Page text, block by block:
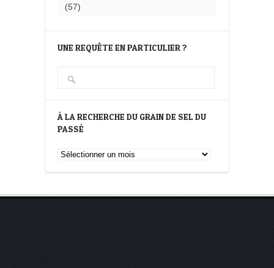
(57)
UNE REQUÊTE EN PARTICULIER ?
À LA RECHERCHE DU GRAIN DE SEL DU
PASSÉ
À
du